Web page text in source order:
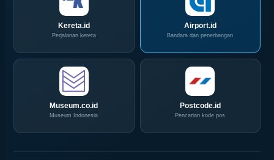
Kereta.id
Perjalanan kereta
Airport.id
Bandara dan penerbangan
Museum.co.id
Museum Indonesia
Postcode.id
Pencarian kode pos